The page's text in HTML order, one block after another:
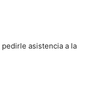
asistencia a la